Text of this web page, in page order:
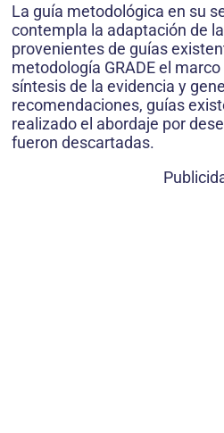
La guía metodológica en su
contempla la adaptación de
provenientes de guías
metodología GRADE el
síntesis de la evidencia y
recomendaciones, guías
realizado el abordaje por
fueron descartadas.